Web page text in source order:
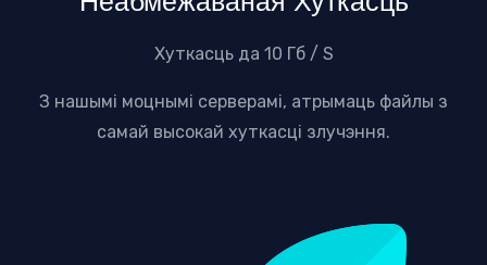
Хуткасць да 10 Гб / S
З нашымі моцнымі серверамі, атрымаць файлы з
самай высокай хуткасці злучэння.